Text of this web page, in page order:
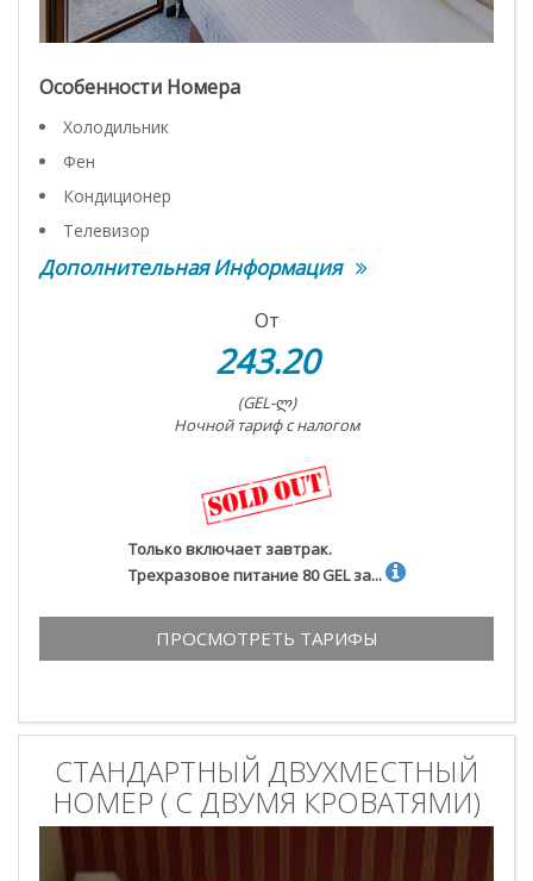
Особенности Номера
Холодильник
Фен
Кондиционер
Телевизор
Дополнительная Информация
От
243.20
(GEL-ლ)
Ночной тариф с налогом
Только включает завтрак.
Трехразовое питание 80 GEL за...
ПРОСМОТРЕТЬ ТАРИФЫ
СТАНДАРТНЫЙ ДВУХМЕСТНЫЙ
НОМЕР ( С ДВУМЯ КРОВАТЯМИ)